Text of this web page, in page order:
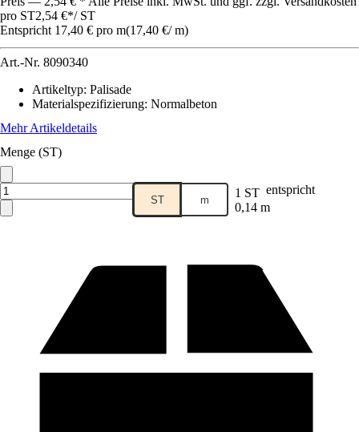
pro ST2,54 €*/ ST
Entspricht 17,40 € pro m(17,40 €/ m)
Art.-Nr. 8090340
Artikeltyp: Palisade
Materialspezifizierung: Normalbeton
Mehr Artikeldetails
Menge (ST)
ST m 1 ST entspricht
0,14 m